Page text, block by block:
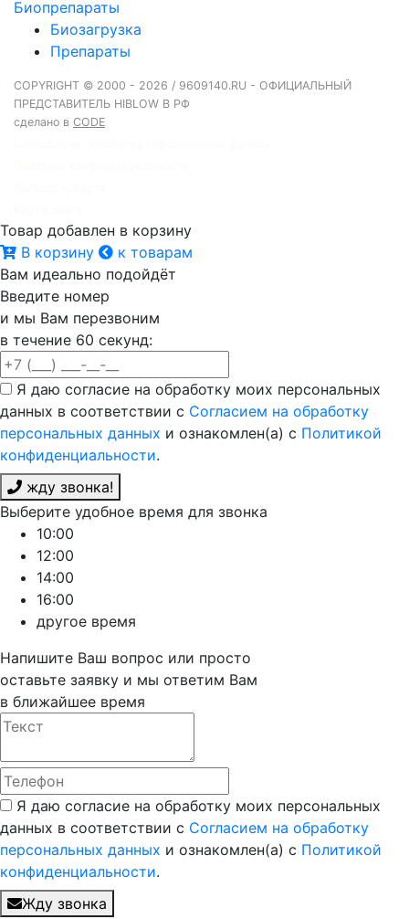
Биопрепараты
Биозагрузка
Препараты
COPYRIGHT © 2000 - 2026 / 9609140.RU - ОФИЦИАЛЬНЫЙ
ПРЕДСТАВИТЕЛЬ HIBLOW В РФ
сделано в CODE
Товар добавлен в корзину
В корзину
к товарам
Вам идеально подойдёт
Введите номер
и мы Вам перезвоним
в течение 60 секунд:
Я даю согласие на обработку моих персональных
данных в соответствии с Согласием на обработку
персональных данных и ознакомлен(а) с Политикой
конфиденциальности.
жду звонка!
Выберите удобное время для звонка
10:00
12:00
14:00
16:00
другое время
Напишите Ваш вопрос или просто
оставьте заявку и мы ответим Вам
в ближайшее время
Я даю согласие на обработку моих персональных
данных в соответствии с Согласием на обработку
персональных данных и ознакомлен(а) с Политикой
конфиденциальности.
Жду звонка